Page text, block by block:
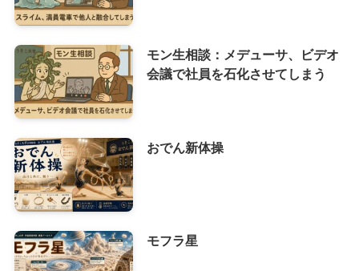
モン生相談：メデューサ、ビデオ
会議で社員を石化させてしまう
おでん新体操
モフラ星